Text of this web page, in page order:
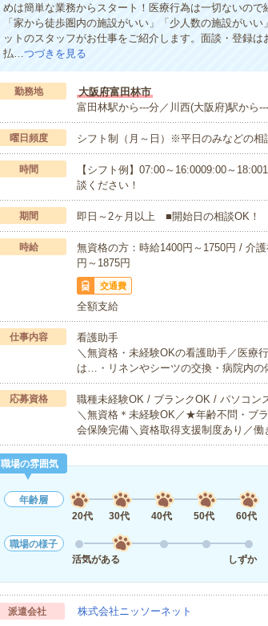
めは簡単な業務からスタート！医療行為は一切ないの
「家から徒歩圏内の施設がいい」「少人数の施設がい
ットのスタッフがお仕事をご紹介します。面談・登録
払…つづきを見る
勤務地
大阪府富田林市
富田林駅から---分／川西(大阪府)駅から
曜日頻度 シフト制（月～日）※平日のみなどの
時間
【シフト例】07:00～16:0009:00～
談ください！
期間 即日～2ヶ月以上 ■開始日の相談OK！
時給
無資格の方：時給1400円～1750円 / 介
円～1875円
交通費
全額支給
仕事内容
看護助手
＼無資格・未経験OKの看護助手／医療
は…・リネンやシーツの交換・病院内
応募資格
職種未経験OK / ブランクOK / パソコン
＼無資格＊未経験OK／★年齢不問・ブ
会保険完備＼資格取得支援制度あり／
職場の雰囲気
年齢層
20代
30代 40代 50代 60代
職場の様子
活気がある
しずか
派遣会社 株式会社ニッソーネット